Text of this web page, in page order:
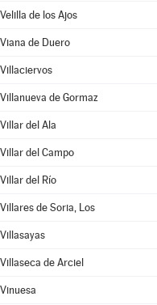
Velilla de los Ajos
Viana de Duero
Villaciervos
Villanueva de Gormaz
Villar del Ala
Villar del Campo
Villar del Río
Villares de Soria, Los
Villasayas
Villaseca de Arciel
Vinuesa